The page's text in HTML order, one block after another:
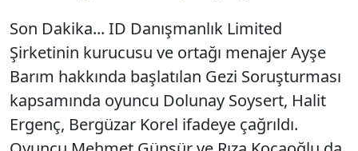
Son Dakika... ID Danışmanlık Limited
Şirketinin kurucusu ve ortağı menajer Ayşe
Barım hakkında başlatılan Gezi Soruşturması
kapsamında oyuncu Dolunay Soysert, Halit
Ergenç, Bergüzar Korel ifadeye çağrıldı.